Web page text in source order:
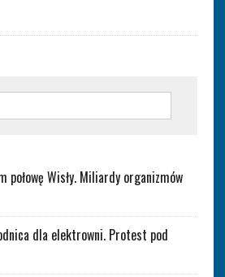
połowę Wisły. Miliardy organizmów
dla elektrowni. Protest pod